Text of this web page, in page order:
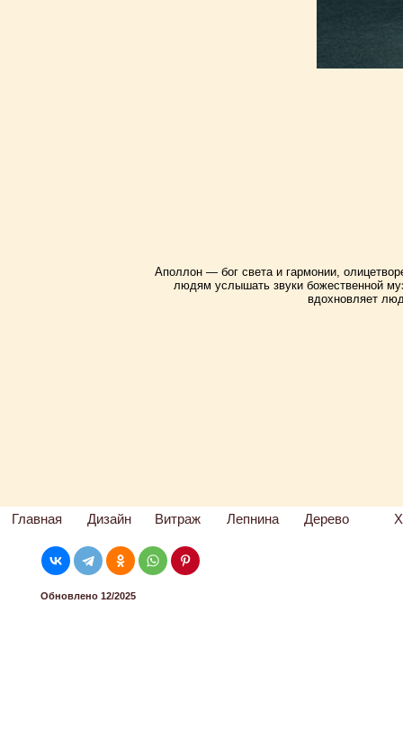
Аполлон — бог света и гармонии,
людям услышать звуки божественной
вдохновляет
Главная Дизайн Витраж Лепнина Дерево
Обновлено 12/2025